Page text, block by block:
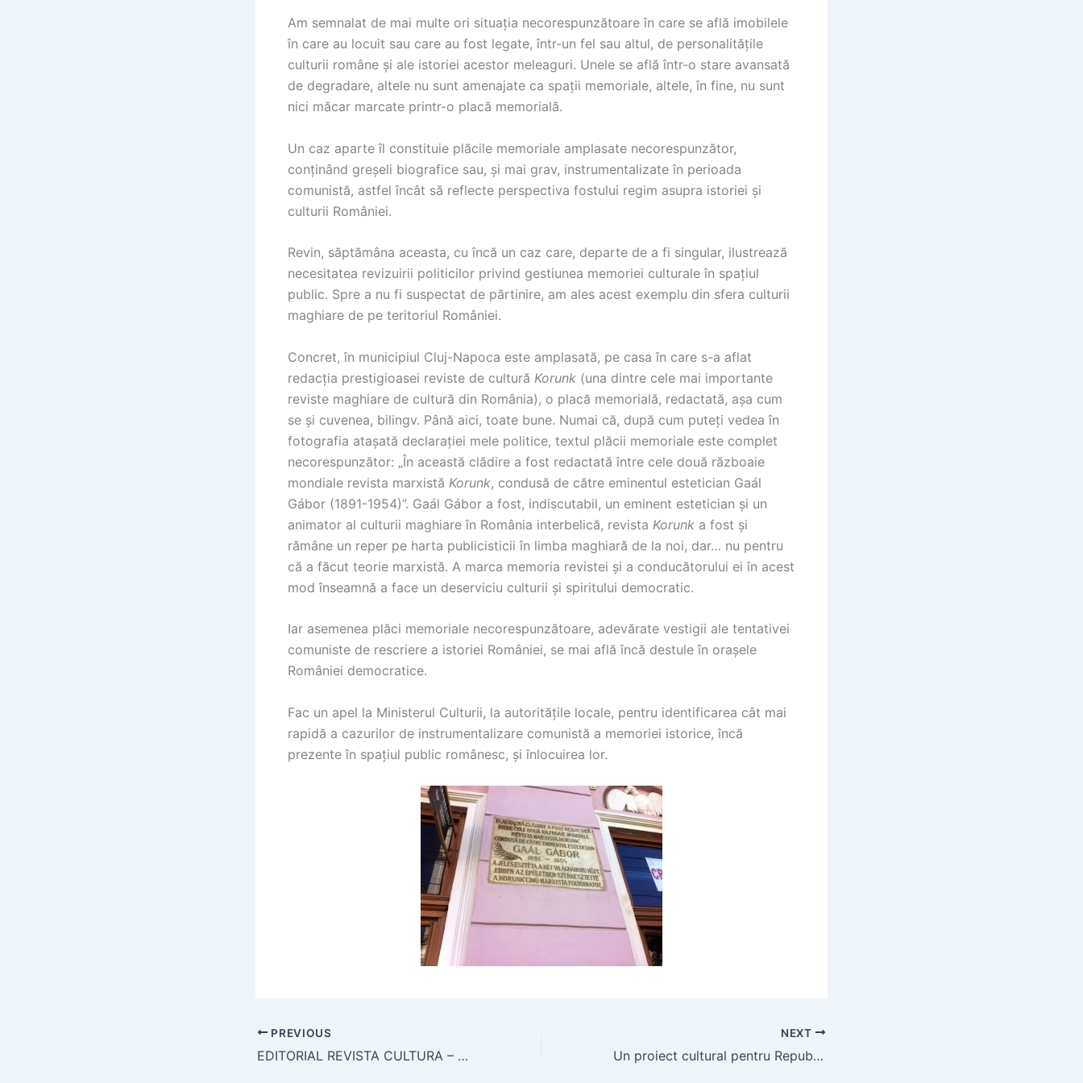
Am semnalat de mai multe ori situația necorespunzătoare în care se află imobilele
în care au locuit sau care au fost legate, într-un fel sau altul, de personalitățile
culturii române și ale istoriei acestor meleaguri. Unele se află într-o stare avansată
de degradare, altele nu sunt amenajate ca spații memoriale, altele, în fine, nu sunt
nici măcar marcate printr-o placă memorială.
Un caz aparte îl constituie plăcile memoriale amplasate necorespunzător,
conținând greșeli biografice sau, și mai grav, instrumentalizate în perioada
comunistă, astfel încât să reflecte perspectiva fostului regim asupra istoriei și
culturii României.
Revin, săptămâna aceasta, cu încă un caz care, departe de a fi singular, ilustrează
necesitatea revizuirii politicilor privind gestiunea memoriei culturale în spațiul
public. Spre a nu fi suspectat de părtinire, am ales acest exemplu din sfera culturii
maghiare de pe teritoriul României.
Concret, în municipiul Cluj-Napoca este amplasată, pe casa în care s-a aflat
redacția prestigioasei reviste de cultură Korunk (una dintre cele mai importante
reviste maghiare de cultură din România), o placă memorială, redactată, așa cum
se și cuvenea, bilingv. Până aici, toate bune. Numai că, după cum puteți vedea în
fotografia atașată declarației mele politice, textul plăcii memoriale este complet
necorespunzător: „În această clădire a fost redactată între cele două războaie
mondiale revista marxistă Korunk, condusă de către eminentul estetician Gaál
Gábor (1891-1954)”. Gaál Gábor a fost, indiscutabil, un eminent estetician și un
animator al culturii maghiare în România interbelică, revista Korunk a fost și
rămâne un reper pe harta publicisticii în limba maghiară de la noi, dar… nu pentru
că a făcut teorie marxistă. A marca memoria revistei și a conducătorului ei în acest
mod înseamnă a face un deserviciu culturii și spiritului democratic.
Iar asemenea plăci memoriale necorespunzătoare, adevărate vestigii ale tentativei
comuniste de rescriere a istoriei României, se mai află încă destule în orașele
României democratice.
Fac un apel la Ministerul Culturii, la autoritățile locale, pentru identificarea cât mai
rapidă a cazurilor de instrumentalizare comunistă a memoriei istorice, încă
prezente în spațiul public românesc, și înlocuirea lor.
PREVIOUS
EDITORIAL REVISTA CULTURA – Un filosof fără memorie: Gabriel Liiceanu
NEXT
Un proiect cultural pentru Republica Moldova